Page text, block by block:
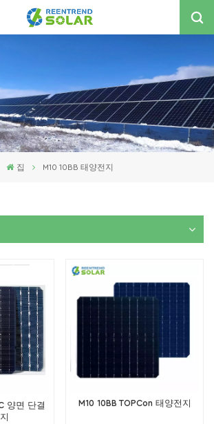
집 M10 10BB 태양전지
양면 단결
M10 10BB TOPCon 태양전지